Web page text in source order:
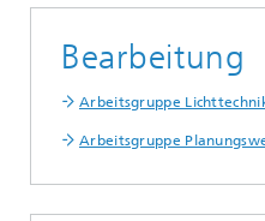
Bearbeitung
Arbeitsgruppe
Arbeitsgruppe